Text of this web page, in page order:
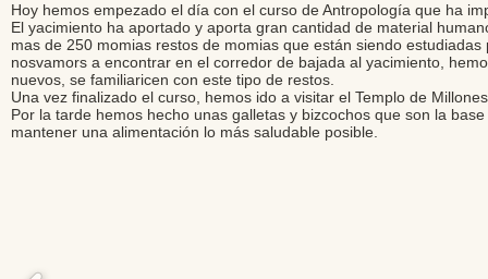
Hoy hemos empezado el día con el curso de Antropología que ha
El yacimiento ha aportado y aporta gran cantidad de material
mas de 250 momias restos de momias que están siendo
nosvamors a encontrar en el corredor de bajada al yacimiento,
nuevos, se familiaricen con este tipo de restos.
Una vez finalizado el curso, hemos ido a visitar el Templo de
Por la tarde hemos hecho unas galletas y bizcochos que son la
mantener una alimentación lo más saludable posible.